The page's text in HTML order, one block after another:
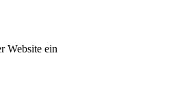
Website ein